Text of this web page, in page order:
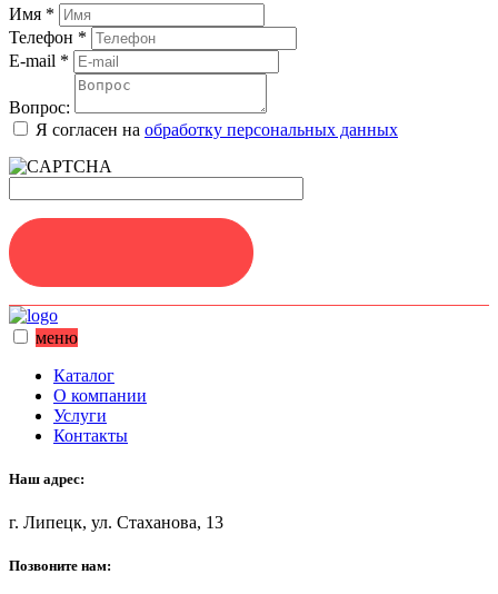
Имя *
Телефон *
E-mail *
Вопрос:
Я согласен на обработку персональных данных
меню
Каталог
О компании
Услуги
Контакты
Наш адрес:
г. Липецк, ул. Стаханова, 13
Позвоните нам: